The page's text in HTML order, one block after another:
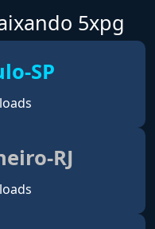
5xpg
SP
RJ